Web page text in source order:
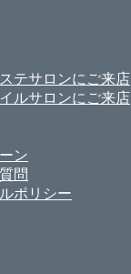
テサロンにご来店
ルサロンにご来店
ン
問
ポリシー